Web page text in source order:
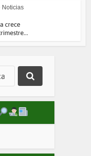
Noticias
crece